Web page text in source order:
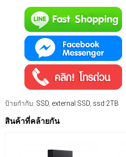
ป้ายกำกับ: SSD external SSD ssd 2TB
สินค้าที่คล้ายกัน